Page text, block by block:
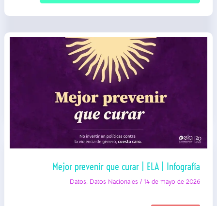
Mejor prevenir que curar | ELA | Infografía
Datos, Datos Nacionales /14 de mayo de 2026